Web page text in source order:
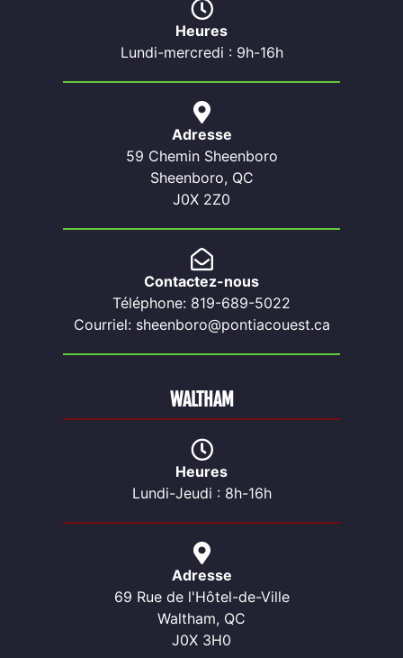
Heures
Lundi-mercredi : 9h-16h
Adresse
59 Chemin Sheenboro
Sheenboro, QC
J0X 2Z0
Contactez-nous
Téléphone: 819-689-5022
Courriel: sheenboro@pontiacouest.ca
Heures
Lundi-Jeudi : 8h-16h
Adresse
69 Rue de l'Hôtel-de-Ville
Waltham, QC
J0X 3H0
WALTHAM